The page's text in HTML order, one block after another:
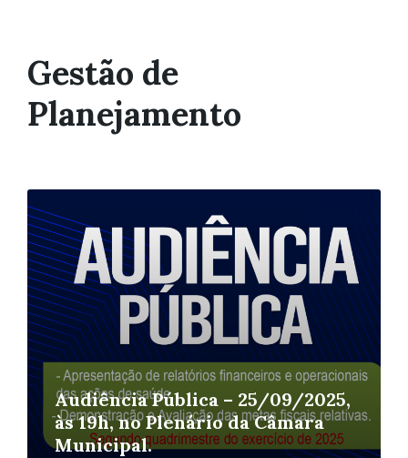
Gestão de
Planejamento
Audiência Pública – 25/09/2025,
às 19h, no Plenário da Câmara
Municipal.
Leia
Mais